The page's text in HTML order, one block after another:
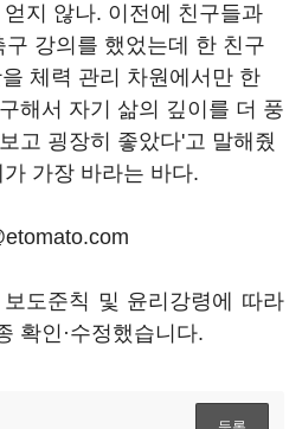
지 않나. 이전에 친구들과
강의를 했었는데 한 친구
체력 관리 차원에서만 한
해서 자기 삶의 깊이를 더 풍
고 굉장히 좋았다'고 말해줬
가장 바라는 바다.
도준칙 및 윤리강령에 따라
확인·수정했습니다.